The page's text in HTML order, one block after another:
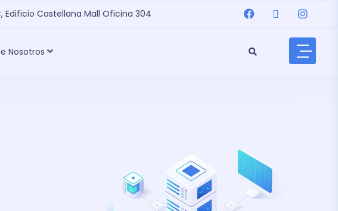
Castellana Mall Oficina 304
Nosotros